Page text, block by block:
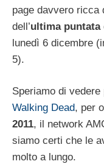
page davvero ricca
dell’ultima puntata
lunedì 6 dicembre
5).
Speriamo di
Walking Dead, per
2011, il network
siamo certi che le
molto a lungo.